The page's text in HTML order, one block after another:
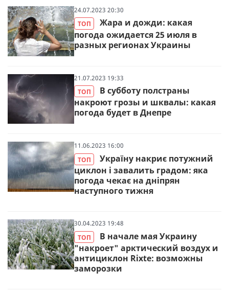
24.07.2023 20:30
ТОП
Жара и дожди: какая
погода ожидается 25 июля в
разных регионах Украины
21.07.2023 19:33
ТОП
В субботу полстраны
накроют грозы и шквалы: какая
погода будет в Днепре
11.06.2023 16:00
ТОП
Україну накриє потужний
циклон і завалить градом: яка
погода чекає на дніпрян
наступного тижня
30.04.2023 19:48
ТОП
В начале мая Украину
"накроет" арктический воздух и
антициклон Rixte: возможны
заморозки